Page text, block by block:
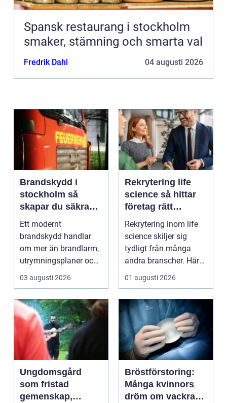
Spansk restaurang i stockholm
smaker, stämning och smarta val
Fredrik Dahl 04 augusti 2026
Brandskydd i
stockholm så
skapar du säkra
byggnader på
riktigt
Ett modernt
brandskydd handlar
om mer än brandlarm,
utrymningsplaner och
röda brandsläckare på
vägga...
03 augusti 2026
Rekrytering life
science så hittar
företag rätt
kompetens när
kraven är som
högst
Rekrytering inom life
science skiljer sig
tydligt från många
andra branscher. Här
påverkar varje bes...
01 augusti 2026
Ungdomsgård
som fristad
gemenskap,
Bröstförstoring:
Många kvinnors
dröm om vackra